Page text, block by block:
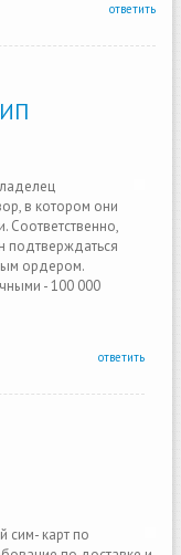
ответить
в котором они
Соответственно,
подтверждаться
ордером.
- 100 000
ответить
сим- карт по